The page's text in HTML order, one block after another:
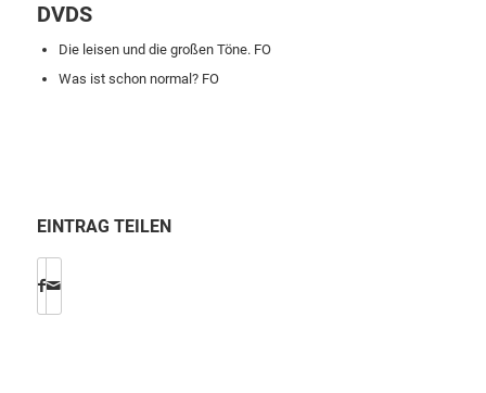
DVDS
Die leisen und die großen Töne. FO
Was ist schon normal? FO
EINTRAG TEILEN